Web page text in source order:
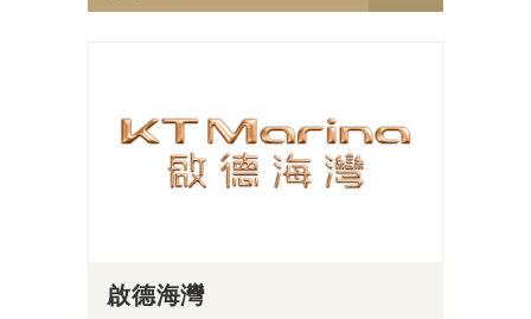
啟德海灣